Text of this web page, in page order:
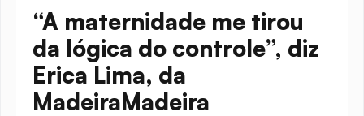
“A maternidade me tirou
da lógica do controle”, diz
Erica Lima, da
MadeiraMadeira